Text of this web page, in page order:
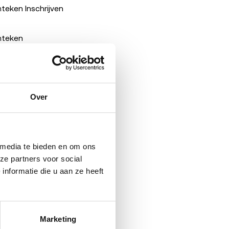
Over
te bieden en om ons
partners voor social
die u aan ze heeft
Marketing
Inschrijven
ben je geen
bewijs niet direct
bedrijfsvoering.
je hebt
op, andere